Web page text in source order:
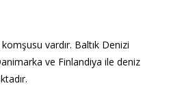
vardır. Baltık Denizi
ve Finlandiya ile deniz